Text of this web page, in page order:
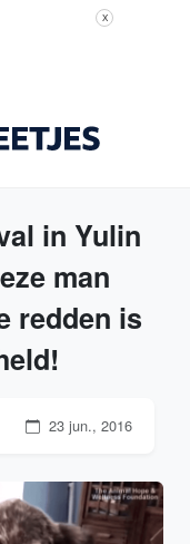
X
in Yulin
man
redden is
23 jun., 2016